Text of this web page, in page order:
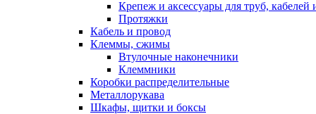
Крепеж и аксессуары для труб, кабелей
Протяжки
Кабель и провод
Клеммы, сжимы
Втулочные наконечники
Клеммники
Коробки распределительные
Металлорукава
Шкафы, щитки и боксы